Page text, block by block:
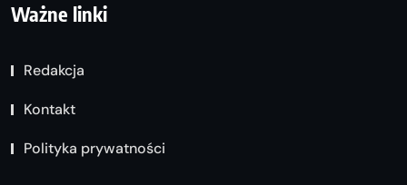
Ważne linki
Redakcja
Kontakt
Polityka prywatności